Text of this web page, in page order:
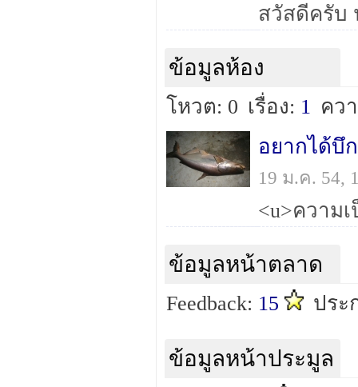
ข้อมูลห้อง
โหวต: 0 เรื่อง: 1 คว
อยากได้บึ
19 ม.ค. 54,
ข้อมูลหน้าตลาด
Feedback: 15 ประ
ข้อมูลหน้าประมูล